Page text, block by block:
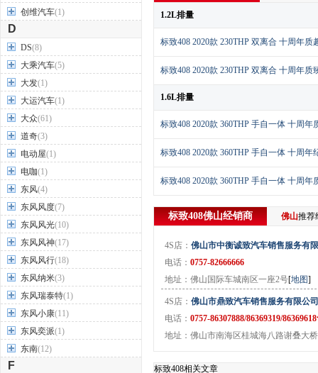
创维汽车(1)
D
DS(8)
大乘汽车(5)
大发(1)
大运汽车(1)
大众(61)
道奇(3)
电动屋(1)
电咖(1)
东风(4)
东风风度(7)
东风风光(10)
东风风神(17)
东风风行(18)
东风纳米(3)
东风瑞泰特(1)
东风小康(11)
东风奕派(1)
东南(12)
F
1.2L排量
标致408 2020款 230THP 双离合 十周年质
标致408 2020款 230THP 双离合 十周年质
1.6L排量
标致408 2020款 360THP 手自一体 十周年
标致408 2020款 360THP 手自一体 十周年
标致408 2020款 360THP 手自一体 十周年
标致408佛山经销商 佛山推荐
4S店： 佛山市中衡诚致汽车销售服务有
电话： 0757-82666666
地址：佛山国际车城南区一座2号[地图]
4S店： 佛山市鼎致汽车销售服务有限公司
电话： 0757-86307888/86369319/
地址：佛山市南海区桂城海八路谢叠大
标致408相关文章